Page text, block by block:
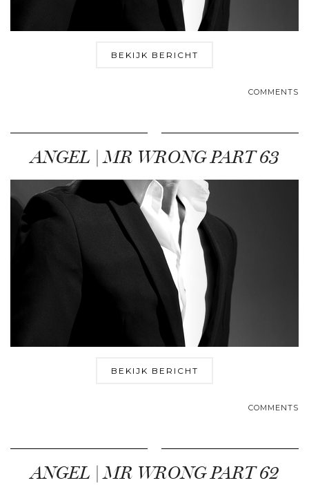
BEKIJK BERICHT
COMMENTS
ANGEL | MR WRONG PART 63
BEKIJK BERICHT
COMMENTS
ANGEL | MR WRONG PART 62